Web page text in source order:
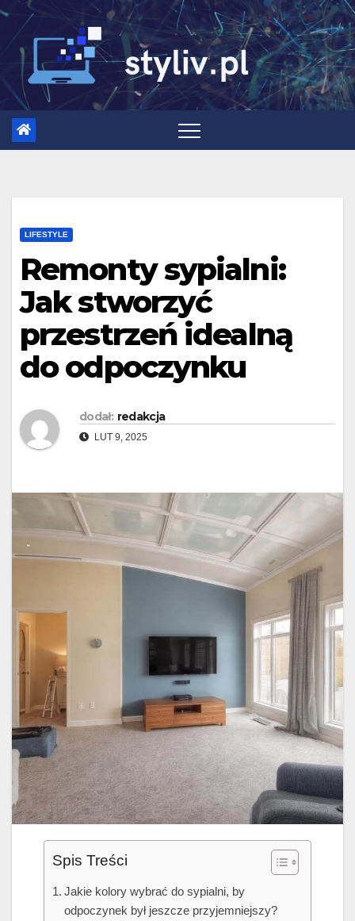
Skip
content
LIFESTYLE
Remonty sypialni:
Jak stworzyć
przestrzeń idealną
do odpoczynku
dodał: redakcja
LUT 9, 2025
Spis Treści
Jakie kolory wybrać do sypialni, by
odpoczynek był jeszcze przyjemniejszy?